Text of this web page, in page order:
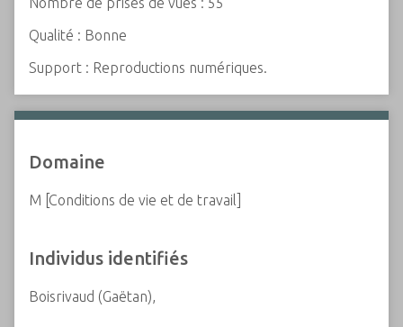
Qualité : Bonne
Support : Reproductions numériques.
Domaine
M [Conditions de vie et de travail]
Individus identifiés
Boisrivaud (Gaëtan),